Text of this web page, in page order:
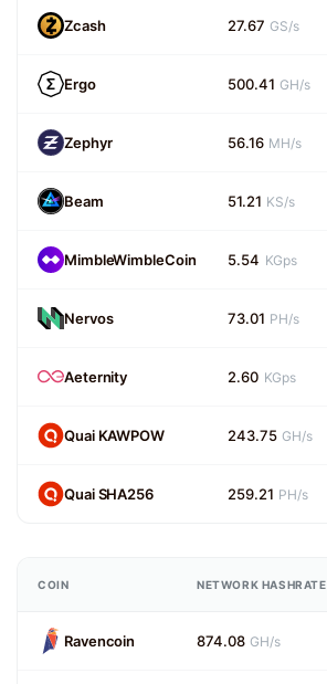
Zcash 27.67 GS/s
Ergo 500.41 GH/s
Zephyr 56.16 MH/s
Beam 51.21 KS/s
MimbleWimbleCoin 5.54 KGps
Nervos 73.01 PH/s
Aeternity 2.60 KGps
Quai KAWPOW 243.75 GH/s
Quai SHA256 259.21 PH/s
COIN NETWORK HASHRATE
Ravencoin 874.08 GH/s